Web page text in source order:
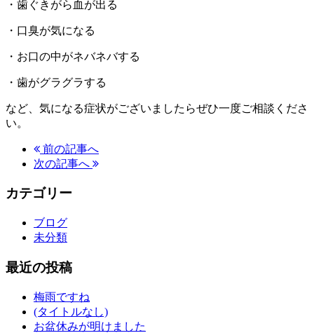
・歯ぐきがら血が出る
・口臭が気になる
・お口の中がネバネバする
・歯がグラグラする
など、気になる症状がございましたらぜひ一度ご相談くださ
い。
前の記事へ
次の記事へ
カテゴリー
ブログ
未分類
最近の投稿
梅雨ですね
(タイトルなし)
お盆休みが明けました